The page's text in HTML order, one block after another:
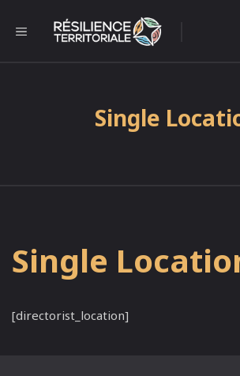
MENU
Single
Single
[directorist_location]